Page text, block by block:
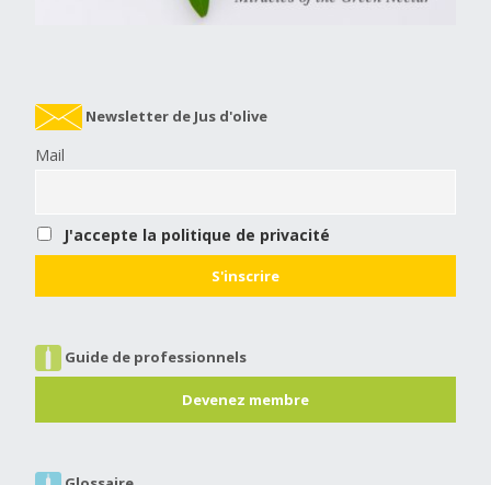
Newsletter de Jus d'olive
Mail
J'accepte la politique de privacité
Guide de professionnels
Devenez membre